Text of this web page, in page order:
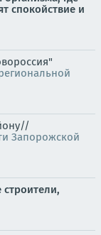
спокойствие и
Запорожской